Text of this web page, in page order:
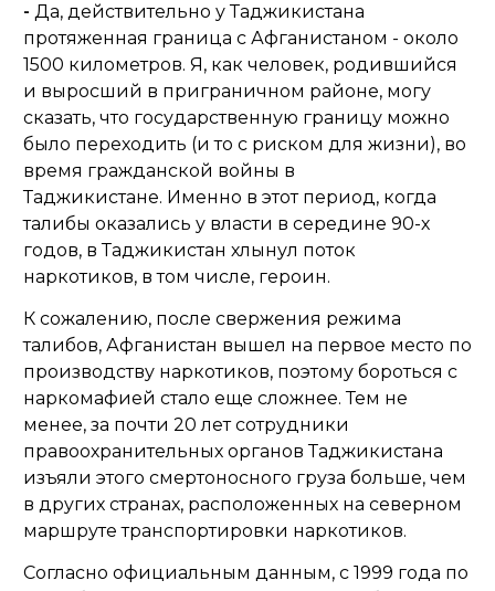
- Да, действительно у Таджикистана
протяженная граница с Афганистаном - около
1500 километров. Я, как человек, родившийся
и выросший в приграничном районе, могу
сказать, что государственную границу можно
было переходить (и то с риском для жизни), во
время гражданской войны в
Таджикистане. Именно в этот период, когда
талибы оказались у власти в середине 90-х
годов, в Таджикистан хлынул поток
наркотиков, в том числе, героин.
К сожалению, после свержения режима
талибов, Афганистан вышел на первое место по
производству наркотиков, поэтому бороться с
наркомафией стало еще сложнее. Тем не
менее, за почти 20 лет сотрудники
правоохранительных органов Таджикистана
изъяли этого смертоносного груза больше, чем
в других странах, расположенных на северном
маршруте транспортировки наркотиков.
Согласно официальным данным, с 1999 года по